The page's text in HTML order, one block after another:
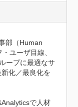
部（Human
ユーザ目線、
ープに最適なサ
化／最良化を
で人材